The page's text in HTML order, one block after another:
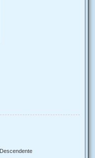
Descendente